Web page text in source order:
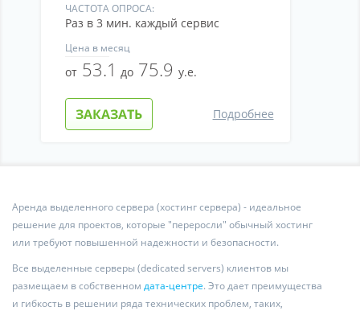
ЧАСТОТА ОПРОСА:
Раз в 3 мин. каждый сервис
Цена в месяц
от53.1 до75.9 у.е.
ЗАКАЗАТЬ Подробнее
Аренда выделенного сервера (хостинг сервера) - идеальное
решение для проектов, которые "переросли" обычный хостинг
или требуют повышенной надежности и безопасности.
Все выделенные серверы (dedicated servers) клиентов мы
размещаем в собственном дата-центре. Это дает преимущества
и гибкость в решении ряда технических проблем, таких,